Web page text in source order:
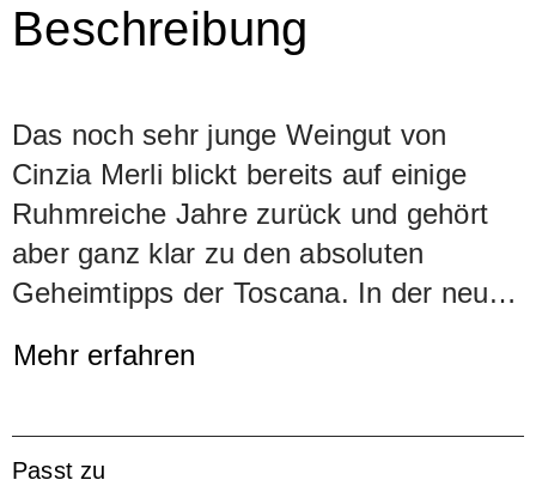
Beschreibung
Das noch sehr junge Weingut von
Cinzia Merli blickt bereits auf einige
Ruhmreiche Jahre zurück und gehört
aber ganz klar zu den absoluten
Geheimtipps der Toscana. In der neu
nimmt Le Macchiole dank dem
Mehr erfahren
Passt zu